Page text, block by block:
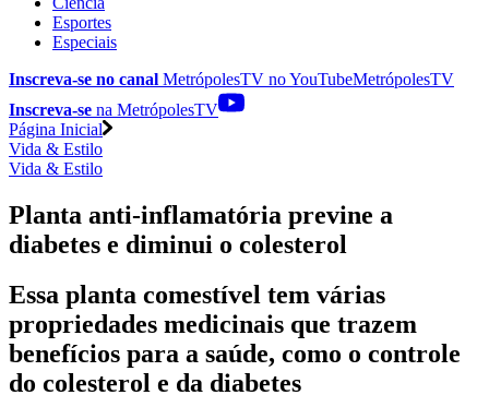
Esportes
Especiais
Inscreva-se no canal MetrópolesTV noYouTubeMetrópolesTV
Inscreva-se na MetrópolesTV
Página Inicial
Vida & Estilo
Vida & Estilo
Planta anti-inflamatória previne a
diabetes e diminui o colesterol
Essa planta comestível tem várias
propriedades medicinais que trazem
benefícios para a saúde, como o controle
do colesterol e da diabetes